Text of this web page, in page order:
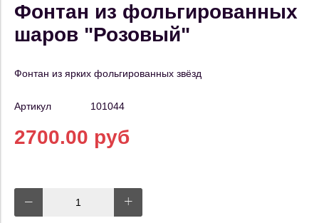
Фонтан из фольгированных
шаров "Розовый"
Фонтан из ярких фольгированных звёзд
Артикул 101044
2700.00 руб